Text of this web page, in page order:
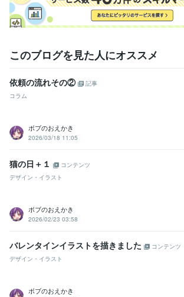
このブログを見た人にオススメ
依頼の流れその②
記事
コラム
ボブのおえかき
2026/03/18 11:05
猫の日＋１
コンテンツ
デザイン・イラスト
ボブのおえかき
2026/02/23 03:58
バレンタインイラストを描きました
コンテンツ
デザイン・イラスト
ボブのおえかき